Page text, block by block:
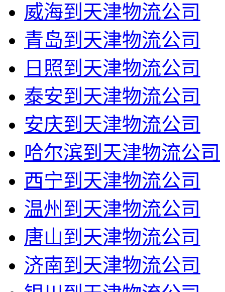
威海到天津物流公司
青岛到天津物流公司
日照到天津物流公司
泰安到天津物流公司
安庆到天津物流公司
哈尔滨到天津物流公司
西宁到天津物流公司
温州到天津物流公司
唐山到天津物流公司
济南到天津物流公司